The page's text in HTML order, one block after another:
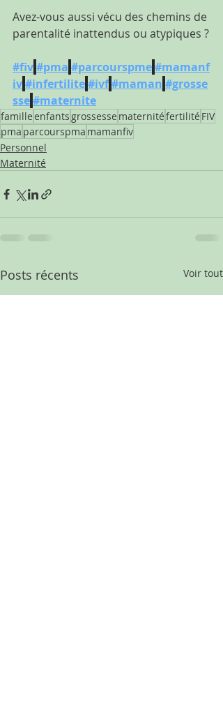
Avez-vous aussi vécu des chemins de
parentalité inattendus ou atypiques ?
#fiv#pma #parcourspme#mamanf
iv#infertilite#ivf#maman #grosse
sse#maternite
familleenfants grossesse maternitéfertilité FIV
pma parcourspma mamanfiv
Personnel
Maternité
Posts récents Voir tout